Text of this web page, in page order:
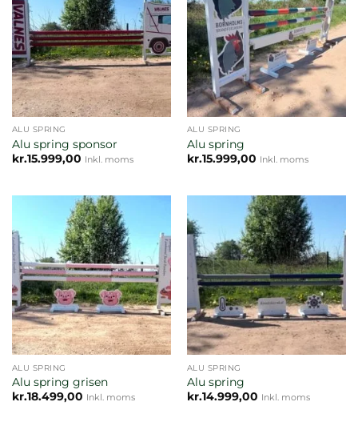
ALU SPRING
Alu spring sponsor
kr.15.999,00 Inkl. moms
ALU SPRING
Alu spring
kr.15.999,00 Inkl. moms
ALU SPRING
Alu spring grisen
kr.18.499,00 Inkl. moms
ALU SPRING
Alu spring
kr.14.999,00 Inkl. moms